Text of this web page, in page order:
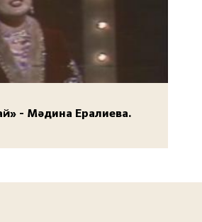
- Мәдина Ералиева.